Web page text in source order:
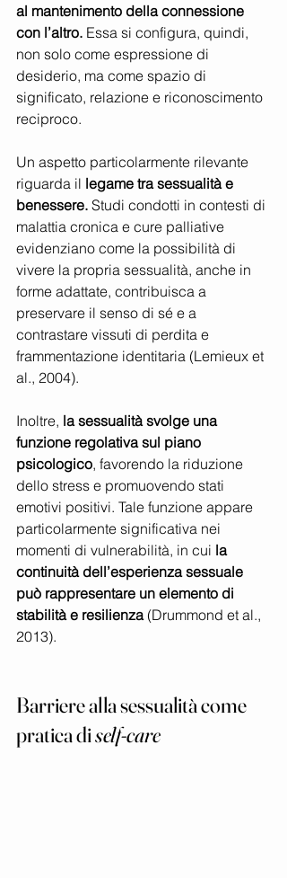
al mantenimento della connessione
con l’altro. Essa si configura, quindi,
non solo come espressione di
desiderio, ma come spazio di
significato, relazione e riconoscimento
reciproco.
Un aspetto particolarmente rilevante
riguarda il legame tra sessualità e
benessere. Studi condotti in contesti di
malattia cronica e cure palliative
evidenziano come la possibilità di
vivere la propria sessualità, anche in
forme adattate, contribuisca a
preservare il senso di sé e a
contrastare vissuti di perdita e
frammentazione identitaria (Lemieux et
al., 2004).
Inoltre, la sessualità svolge una
funzione regolativa sul piano
psicologico, favorendo la riduzione
dello stress e promuovendo stati
emotivi positivi. Tale funzione appare
particolarmente significativa nei
momenti di vulnerabilità, in cui la
continuità dell’esperienza sessuale
può rappresentare un elemento di
stabilità e resilienza (Drummond et al.,
2013).
Barriere alla sessualità come
pratica di self-care